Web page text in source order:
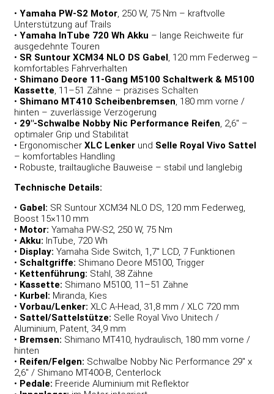
• Yamaha PW-S2 Motor , 250 W, 75 Nm – kraftvolle
Unterstützung auf Trails
• Yamaha InTube 720 Wh Akku – lange Reichweite für
ausgedehnte Touren
• SR Suntour XCM34 NLO DS Gabel , 120 mm Federweg –
komfortables Fahrverhalten
• Shimano Deore 11-Gang M5100 Schaltwerk & M5100
Kassette , 11–51 Zähne – präzises Schalten
• Shimano MT410 Scheibenbremsen , 180 mm vorne /
hinten – zuverlässige Verzögerung
• 29″-Schwalbe Nobby Nic Performance Reifen , 2,6″ –
optimaler Grip und Stabilität
• Ergonomischer XLC Lenker und Selle Royal Vivo Sattel
– komfortables Handling
• Robuste, trailtaugliche Bauweise – stabil und langlebig
Technische Details:
• Gabel: SR Suntour XCM34 NLO DS, 120 mm Federweg,
Boost 15×110 mm
• Motor: Yamaha PW-S2, 250 W, 75 Nm
• Akku: InTube, 720 Wh
• Display: Yamaha Side Switch, 1,7″ LCD, 7 Funktionen
• Schaltgriffe: Shimano Deore M5100, Trigger
• Kettenführung: Stahl, 38 Zähne
• Kassette: Shimano M5100, 11–51 Zähne
• Kurbel: Miranda, Kies
• Vorbau/Lenker: XLC A-Head, 31,8 mm / XLC 720 mm
• Sattel/Sattelstütze: Selle Royal Vivo Unitech /
Aluminium, Patent, 34,9 mm
• Bremsen: Shimano MT410, hydraulisch, 180 mm vorne /
hinten
• Reifen/Felgen: Schwalbe Nobby Nic Performance 29″ x
2,6″ / Shimano MT400-B, Centerlock
• Pedale: Freeride Aluminium mit Reflektor